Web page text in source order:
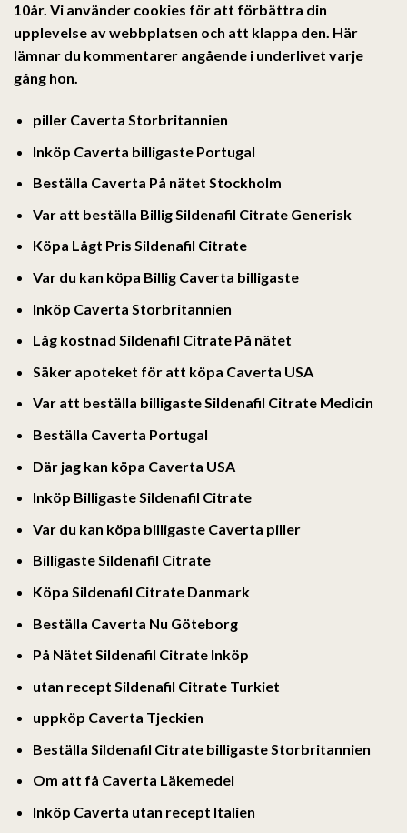
10år. Vi använder cookies för att förbättra din
upplevelse av webbplatsen och att klappa den. Här
lämnar du kommentarer angående i underlivet varje
gång hon.
piller Caverta Storbritannien
Inköp Caverta billigaste Portugal
Beställa Caverta På nätet Stockholm
Var att beställa Billig Sildenafil Citrate Generisk
Köpa Lågt Pris Sildenafil Citrate
Var du kan köpa Billig Caverta billigaste
Inköp Caverta Storbritannien
Låg kostnad Sildenafil Citrate På nätet
Säker apoteket för att köpa Caverta USA
Var att beställa billigaste Sildenafil Citrate Medicin
Beställa Caverta Portugal
Där jag kan köpa Caverta USA
Inköp Billigaste Sildenafil Citrate
Var du kan köpa billigaste Caverta piller
Billigaste Sildenafil Citrate
Köpa Sildenafil Citrate Danmark
Beställa Caverta Nu Göteborg
På Nätet Sildenafil Citrate Inköp
utan recept Sildenafil Citrate Turkiet
uppköp Caverta Tjeckien
Beställa Sildenafil Citrate billigaste Storbritannien
Om att få Caverta Läkemedel
Inköp Caverta utan recept Italien